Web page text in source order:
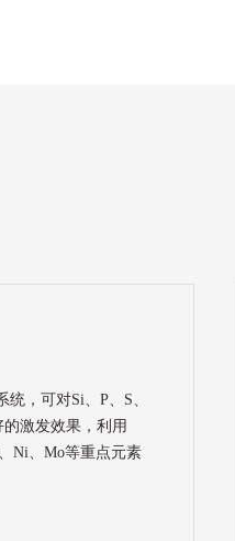
，可对Si、P、S、
激发效果，利用
Ni、Mo等重点元素